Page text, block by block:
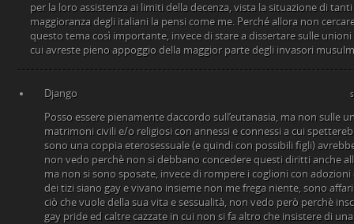
per la loro assistenza ai limiti della decenza, vista la situazione di
maggioranza degli italiani la pensi come me. Perché allora non
questo tema così importante, invece di stare a dissertare sulle unioni
cui avreste pieno appoggio della maggior parte degli invasori
Django
Posso essere pienamente daccordo sull’eutanasia, ma non sulle
matrimoni civili e/o religiosi con annessi e connessi a cui
sono una coppia eterosessuale (e quindi con possibili figli)
non vedo perchè non si debbano concedere questi diritti anche
ma non si sono sposate, invece di rompere i coglioni con
dei tizi siano gay e vivano insieme non me frega niente, sono
ciò che vuole della sua vita e sessualità, non vedo però perchè
gay pride ed caltre cazzate in cui non si fa altro che insistere di